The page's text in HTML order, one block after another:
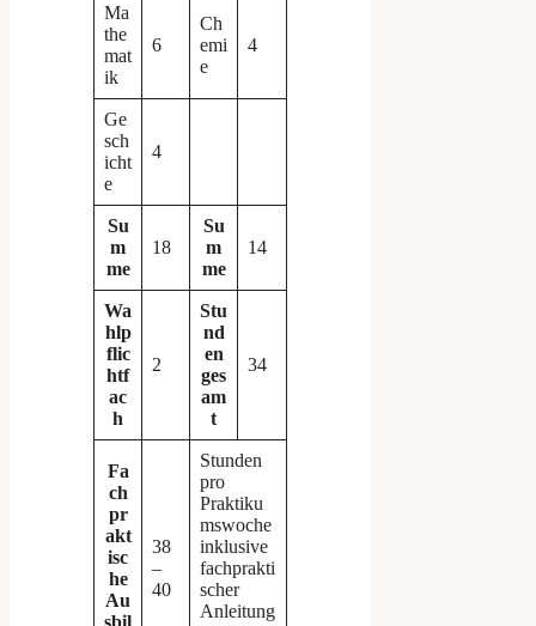
Ma
the
mat
ik
6
Ch
emi
e
4
Ge
sch
icht
e
4
Su
m
me
18
Su
m
me
14
Wa
hlp
flic
htf
ac
h
2
Stu
nd
en
ges
am
t
34
Fa
ch
pr
akt
isc
he
Au
sbil
38
–
40
Stunden
pro
Praktiku
mswoche
inklusive
fachprakti
scher
Anleitung